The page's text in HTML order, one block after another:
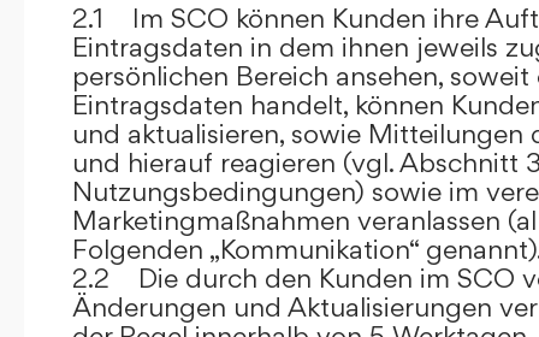
2.1 Im SCO können Kunden ihre
Eintragsdaten in dem ihnen jeweils
persönlichen Bereich ansehen,
Eintragsdaten handelt, können
und aktualisieren, sowie Mitteilungen
und hierauf reagieren (vgl. Abschnitt
Nutzungsbedingungen) sowie im
Marketingmaßnahmen veranlassen
Folgenden „Kommunikation“
2.2 Die durch den Kunden im SCO
Änderungen und Aktualisierungen